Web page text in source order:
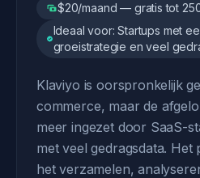
$20/maand — gratis tot
Ideaal voor: Startups met
groeistrategie en veel
Klaviyo is oorspronkelijk
commerce, maar de
meer ingezet door SaaS-
met veel gedragsdata.
het verzamelen,